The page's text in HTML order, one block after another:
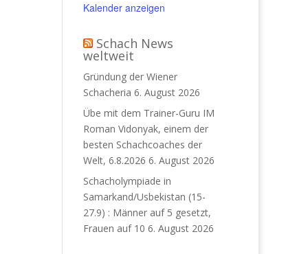
Kalender anzeigen
Schach News
weltweit
Gründung der Wiener
Schacheria 6. August 2026
Übe mit dem Trainer-Guru IM
Roman Vidonyak, einem der
besten Schachcoaches der
Welt, 6.8.2026 6. August 2026
Schacholympiade in
Samarkand/Usbekistan (15-
27.9) : Männer auf 5 gesetzt,
Frauen auf 10 6. August 2026